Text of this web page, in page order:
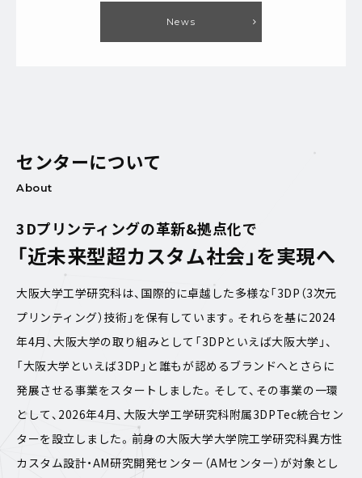
News
センターについて
About
3Dプリンティングの革新&拠点化で
「近未来型超カスタム社会」を実現へ
大阪大学工学研究科は、国際的に卓越した多様な「3DP（3次元
プリンティング）技術」を保有しています。それらを基に2024
年4月、大阪大学の取り組みとして「3DPといえば大阪大学」、
「大阪大学といえば3DP」と誰もが認めるブランドへとさらに
発展させる事業をスタートしました。そして、その事業の一環
として、2026年4月、大阪大学工学研究科附属3DPTec統合セン
ターを設立しました。前身の大阪大学大学院工学研究科異方性
カスタム設計・AM研究開発センター（AMセンター）が対象とし